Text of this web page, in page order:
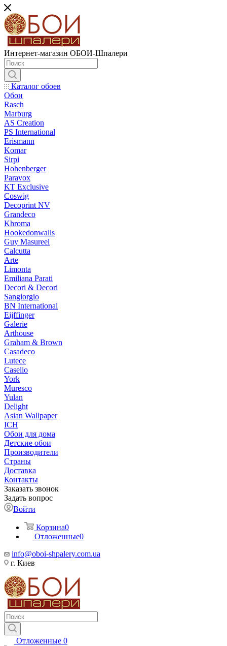
Интернет-магазин ОБОИ-Шпалери
Каталог обоев
Обои
Rasch
Marburg
AS Creation
PS International
Erismann
Komar
Sirpi
Hohenberger
Paravox
KT Exclusive
Coswig
Decoprint NV
Grandeco
Khroma
Hookedonwalls
Guy Masureel
Calcutta
Arte
Limonta
Emiliana Parati
Decori & Decori
Sangiorgio
BN International
Eijffinger
Galerie
Arthouse
Graham & Brown
Casadeco
Lutece
Caselio
York
Muresco
Yulan
Delight
Asian Wallpaper
ICH
Обои для дома
Детские обои
Производители
Страны
Доставка
Контакты
Заказать звонок
Задать вопрос
Войти
Корзина0
Отложенные0
info@oboi-shpalery.com.ua
г. Киев
Отложенные 0